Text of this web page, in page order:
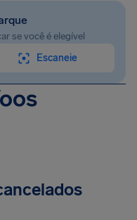
se você é elegível
Escaneie